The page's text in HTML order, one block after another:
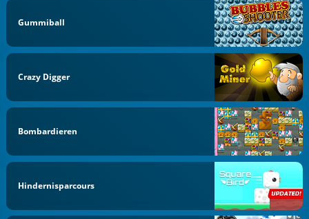
Gummiball
Crazy Digger
Bombardieren
Hindernisparcours